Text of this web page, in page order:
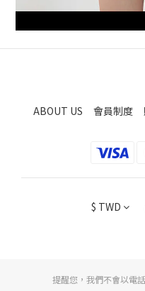
ABOUT US 會員制度
$ TWD
提醒您，我們不會以電